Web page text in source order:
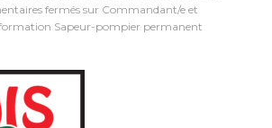
fermés sur Commandant/e et
formation Sapeur-pompier permanent